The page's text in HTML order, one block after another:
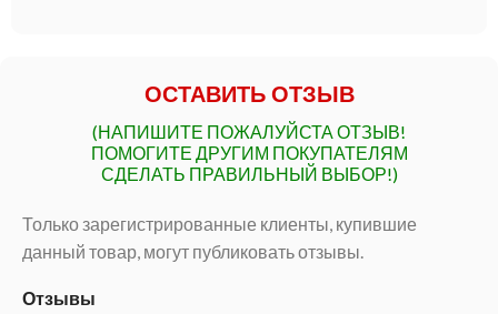
ОСТАВИТЬ ОТЗЫВ
(НАПИШИТЕ ПОЖАЛУЙСТА ОТЗЫВ!
ПОМОГИТЕ ДРУГИМ ПОКУПАТЕЛЯМ
СДЕЛАТЬ ПРАВИЛЬНЫЙ ВЫБОР!)
Отзывы
Только зарегистрированные клиенты, купившие
данный товар, могут публиковать отзывы.